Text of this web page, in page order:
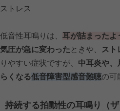
ストレス
低音性耳鳴りは、 耳が詰まったよ
気圧が急に変わった ときや、 スト
りやすい症状ですが、 中耳炎や、
らくなる低音障害型感音難聴の可
持続する拍動性の耳鳴り（